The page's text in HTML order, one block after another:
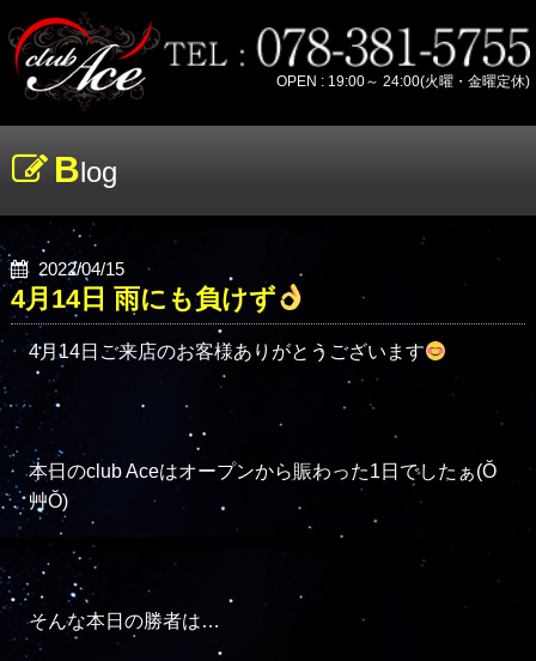
OPEN : 19:00～ 24:00(火曜・金曜定休)
Blog
2022/04/15
4月14日 雨にも負けず
4月14日ご来店のお客様ありがとうございます
本日のclub Aceはオープンから賑わった1日でしたぁ(Ŏ
艸Ŏ)
そんな本日の勝者は…